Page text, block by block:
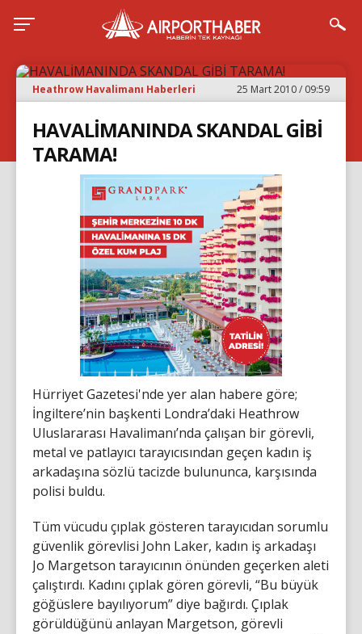
Heathrow Havalimanı Haberleri 25 Mart 2010 / 09:59
HAVALİMANINDA SKANDAL GİBİ
TARAMA!
Hürriyet Gazetesi'nde yer alan habere göre;
İngiltere’nin başkenti Londra’daki Heathrow
Uluslararası Havalimanı’nda çalışan bir görevli,
metal ve patlayıcı tarayıcısından geçen kadın iş
arkadaşına sözlü tacizde bulununca, karşısında
polisi buldu.
Tüm vücudu çıplak gösteren tarayıcıdan sorumlu
güvenlik görevlisi John Laker, kadın iş arkadaşı
Jo Margetson tarayıcının önünden geçerken aleti
çalıştırdı. Kadını çıplak gören görevli, “Bu büyük
göğüslere bayılıyorum” diye bağırdı. Çıplak
görüldüğünü anlayan Margetson, görevli